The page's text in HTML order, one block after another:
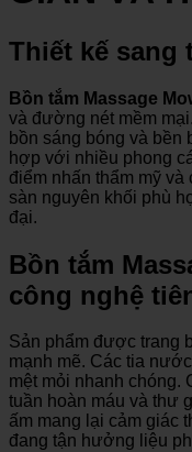
Thiết kế sang
Bồn tắm Massage
và đường nét mềm
bồn sáng bóng và bền
hợp với nhiều phong
điểm nhấn thẩm mỹ
sàn nguyên khối phù
đại.
Bồn tắm
công nghệ
Sản phẩm được trang
mạnh mẽ. Các tia
mệt mỏi nhanh chóng.
tuần hoàn máu và thư
ấm mang lại cảm giác
đang tận hưởng liệu